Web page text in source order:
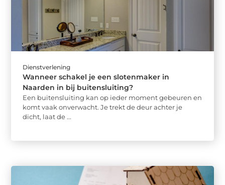
Dienstverlening
Wanneer schakel je een slotenmaker in
Naarden in bij buitensluiting?
Een buitensluiting kan op ieder moment gebeuren en
komt vaak onverwacht. Je trekt de deur achter je
dicht, laat de ...